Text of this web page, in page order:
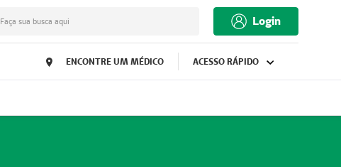
Faça sua busca aqui Login
ENCONTRE UM MÉDICO ACESSO RÁPIDO